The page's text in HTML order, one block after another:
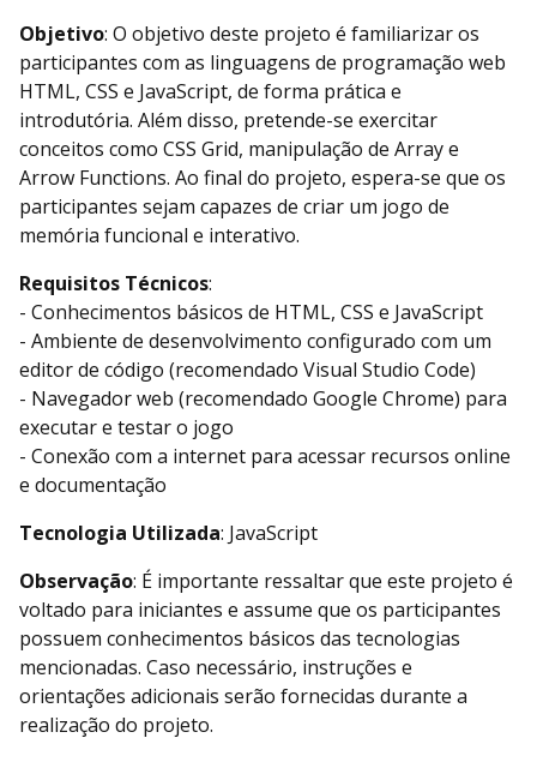
Objetivo: O objetivo deste projeto é familiarizar os
participantes com as linguagens de programação web
HTML, CSS e JavaScript, de forma prática e
introdutória. Além disso, pretende-se exercitar
conceitos como CSS Grid, manipulação de Array e
Arrow Functions. Ao final do projeto, espera-se que os
participantes sejam capazes de criar um jogo de
memória funcional e interativo.
Requisitos Técnicos:
- Conhecimentos básicos de HTML, CSS e JavaScript
- Ambiente de desenvolvimento configurado com um
editor de código (recomendado Visual Studio Code)
- Navegador web (recomendado Google Chrome) para
executar e testar o jogo
- Conexão com a internet para acessar recursos online
e documentação
Tecnologia Utilizada: JavaScript
Observação: É importante ressaltar que este projeto é
voltado para iniciantes e assume que os participantes
possuem conhecimentos básicos das tecnologias
mencionadas. Caso necessário, instruções e
orientações adicionais serão fornecidas durante a
realização do projeto.